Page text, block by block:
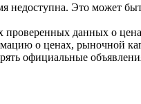
недоступна. Это может
данных о
о ценах, рыночной
официальные